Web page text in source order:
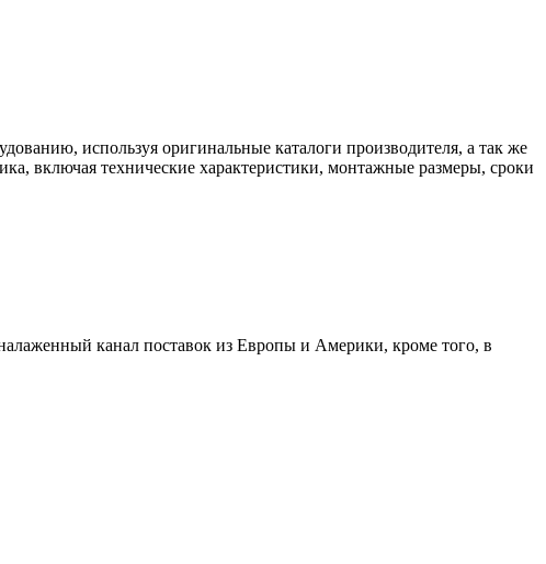
используя оригинальные каталоги производителя, а так же
включая технические характеристики, монтажные размеры, сроки
канал поставок из Европы и Америки, кроме того, в